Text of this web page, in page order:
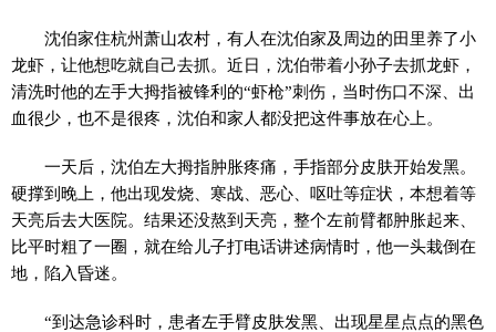
沈伯家住杭州萧山农村，有人在沈伯家及周边的田里养了小
龙虾，让他想吃就自己去抓。近日，沈伯带着小孙子去抓龙虾，
清洗时他的左手大拇指被锋利的“虾枪”刺伤，当时伤口不深、出
血很少，也不是很疼，沈伯和家人都没把这件事放在心上。
一天后，沈伯左大拇指肿胀疼痛，手指部分皮肤开始发黑。
硬撑到晚上，他出现发烧、寒战、恶心、呕吐等症状，本想着等
天亮后去大医院。结果还没熬到天亮，整个左前臂都肿胀起来、
比平时粗了一圈，就在给儿子打电话讲述病情时，他一头栽倒在
地，陷入昏迷。
“到达急诊科时，患者左手臂皮肤发黑、出现星星点点的黑色